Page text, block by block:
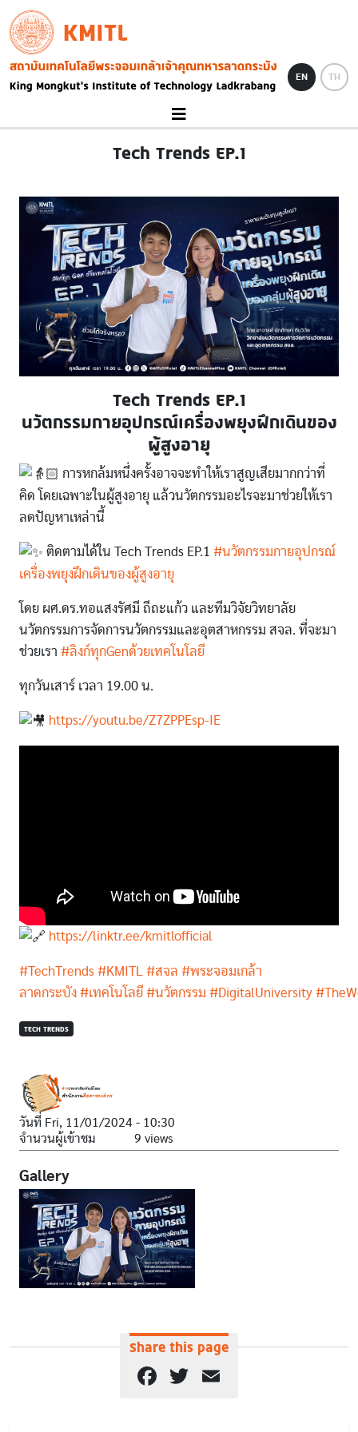
Skip to main content
KMITL
Image
EN TH
Tech Trends EP.1
Tech Trends EP.1
นวัตกรรมกายอุปกรณ์เครื่องพยุงฝึกเดินของ
ผู้สูงอายุ
การหกล้มหนึ่งครั้งอาจจะทำให้เราสูญเสียมากกว่าที่
คิด โดยเฉพาะในผู้สูงอายุ แล้วนวัตกรรมอะไรจะมาช่วยให้เรา
ลดปัญหาเหล่านี้
ติดตามได้ใน Tech Trends EP.1 #นวัตกรรมกายอุปกรณ์
เครื่องพยุงฝึกเดินของผู้สูงอายุ
โดย ผศ.ดร.ทอแสงรัศมี ถีถะแก้ว และทีมวิจัยวิทยาลัย
นวัตกรรมการจัดการนวัตกรรมและอุตสาหกรรม สจล. ที่จะมา
ช่วยเรา #ลิงก์ทุกGenด้วยเทคโนโลยี
ทุกวันเสาร์ เวลา 19.00 น.
https://youtu.be/Z7ZPPEsp-IE
https://linktr.ee/kmitlofficial
#TechTrends #KMITL #สจล #พระจอมเกล้า
ลาดกระบัง #เทคโนโลยี #นวัตกรรม #DigitalUniversity
TECH TRENDS
วันที่ Fri, 11/01/2024 - 10:30
จำนวนผู้เข้าชม
9 views
Gallery
Share this page
Facebook
Twitter